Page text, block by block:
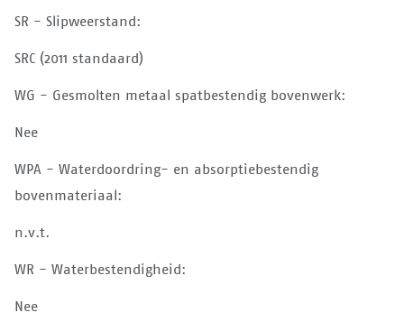
SR - Slipweerstand:
SRC (2011 standaard)
WG - Gesmolten metaal spatbestendig bovenwerk:
Nee
WPA - Waterdoordring- en absorptiebestendig
bovenmateriaal:
n.v.t.
WR - Waterbestendigheid:
Nee